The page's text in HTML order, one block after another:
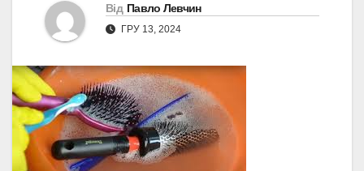
Від Павло Левчин
ГРУ 13, 2024